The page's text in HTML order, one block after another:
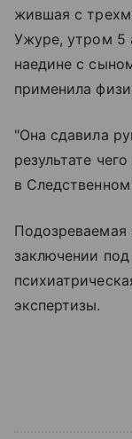
жившая с
Ужуре, утром 5
наедине с
применила
"Она сдавила
результате
в
Подозреваемая
заключении
экспертизы.